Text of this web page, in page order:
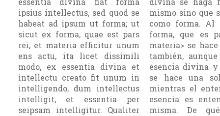
ipsius intellectus, sed quod se
habeat ad ipsum ut forma; ut
sicut ex forma, quae est pars
rei, et materia efficitur unum
ens actu, ita licet dissimili
modo, ex essentia divina et
intellectu creato fit unum in
intelligendo, dum intellectus
intelligit, et essentia per
seipsam intelligitur. Qualiter
mismo sino que
como forma.
forma, que es
materia> se
también,
esencia divina
se hace una
mientras el
esencia es
misma. De